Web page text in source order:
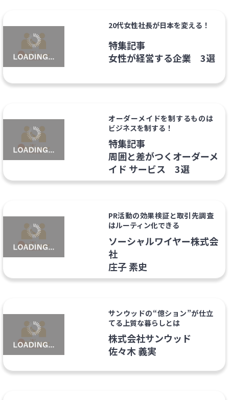
20代女性社長が日本を変える！
特集記事
女性が経営する企業 3選
オーダーメイドを制するものは
ビジネスを制する！
特集記事
周囲と差がつくオーダーメ
イド サービス 3選
PR活動の効果検証と取引先調査
はルーティン化できる
ソーシャルワイヤー株式会
社
庄子 素史
サンウッドの“億ション”が仕立
てる上質な暮らしとは
株式会社サンウッド
佐々木 義実